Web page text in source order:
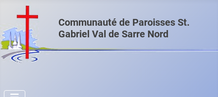
Communauté de Paroisses St.
Gabriel Val de Sarre Nord